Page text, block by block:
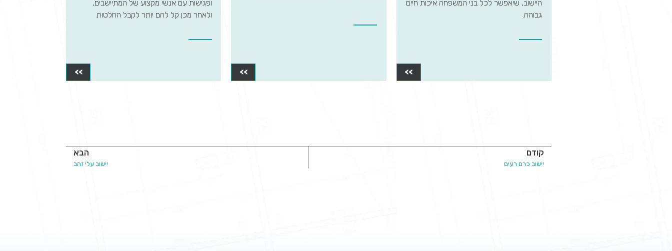
היישוב, שיאפשר לכל בני המשפחה איכות חיים
גבוהה.
>>
>>
ופגישות עם אנשי מקצוע של המתיישבים,
ולאחר מכן קל להם יותר לקבל החלטות
>>
קודם
יישוב כרם רעים
הבא
יישוב עלי זהב